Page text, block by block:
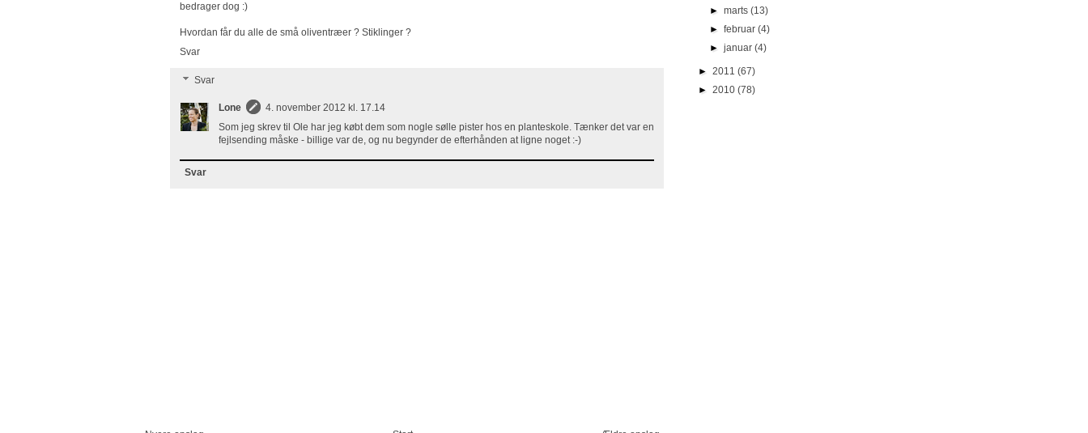
bedrager dog :)
Hvordan får du alle de små oliventræer ? Stiklinger ?
Svar
Svar
Lone
4. november 2012 kl. 17.14
Som jeg skrev til Ole har jeg købt dem som nogle sølle pister hos en planteskole. Tænker det var en
fejlsending måske - billige var de, og nu begynder de efterhånden at ligne noget :-)
Svar
►marts(13)
►februar(4)
►januar(4)
► 2011 (67)
► 2010 (78)